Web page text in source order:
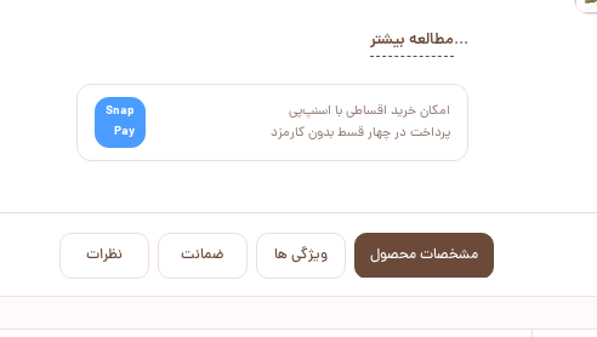
...مطالعه بیشتر
امکان خرید اقساطی با اسنپ‌پی
پرداخت در چهار قسط بدون کارمزد
Snap
Pay
مشخصات محصول ویژگی ها ضمانت نظرات